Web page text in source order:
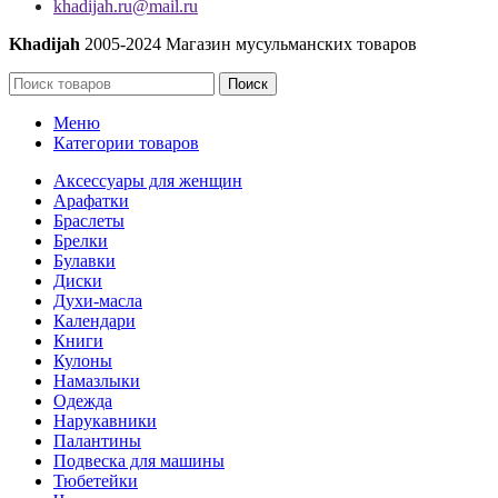
khadijah.ru@mail.ru
Khadijah 2005-2024 Магазин мусульманских товаров
Поиск
Меню
Категории товаров
Аксессуары для женщин
Арафатки
Браслеты
Брелки
Булавки
Диски
Духи-масла
Календари
Книги
Кулоны
Намазлыки
Одежда
Нарукавники
Палантины
Подвеска для машины
Тюбетейки